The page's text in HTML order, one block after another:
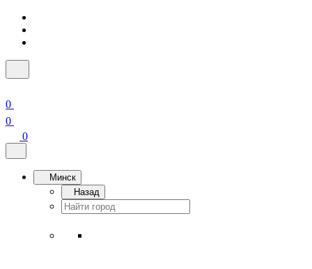
0
0
0
Минск
Назад